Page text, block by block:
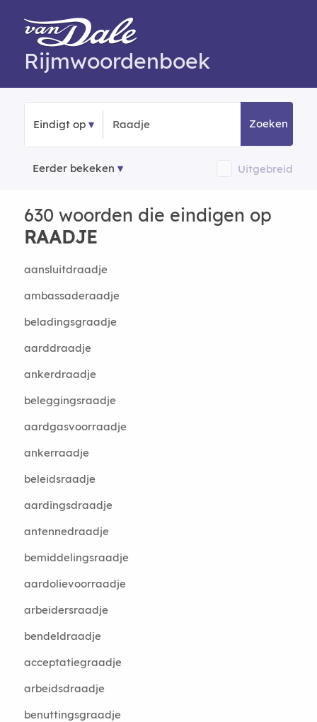
Rijmwoordenboek
Eindigt op Zoeken
Eerder bekeken Uitgebreid
630 woorden die eindigen op
RAADJE
aansluitdraadje
ambassaderaadje
beladingsgraadje
aarddraadje
ankerdraadje
beleggingsraadje
aardgasvoorraadje
ankerraadje
beleidsraadje
aardingsdraadje
antennedraadje
bemiddelingsraadje
aardolievoorraadje
arbeidersraadje
bendeldraadje
acceptatiegraadje
arbeidsdraadje
benuttingsgraadje